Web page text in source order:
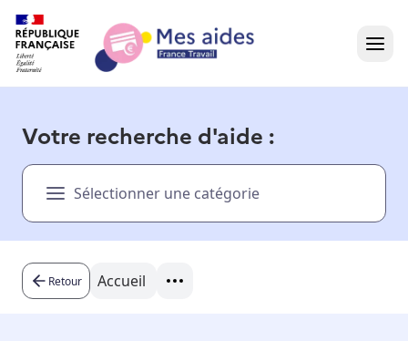
Présentation vidéo
Besoin d'aide ?
Votre recherche d'aide :
Sélectionner une catégorie
Retour Accueil